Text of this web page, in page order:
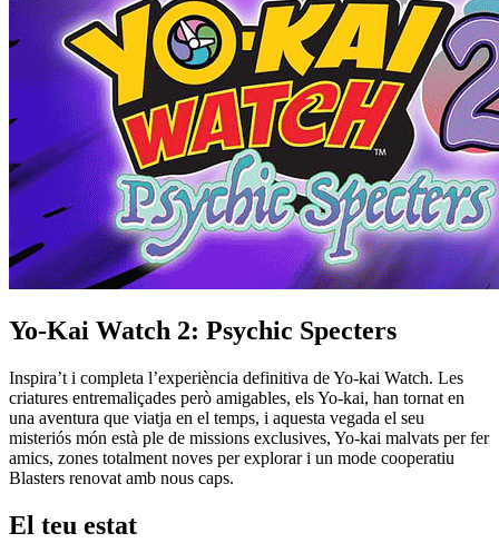
Yo-Kai Watch 2: Psychic Specters
Inspira’t i completa l’experiència definitiva de Yo-kai Watch. Les
criatures entremaliçades però amigables, els Yo-kai, han tornat en
una aventura que viatja en el temps, i aquesta vegada el seu
misteriós món està ple de missions exclusives, Yo-kai malvats per fer
amics, zones totalment noves per explorar i un mode cooperatiu
Blasters renovat amb nous caps.
El teu estat